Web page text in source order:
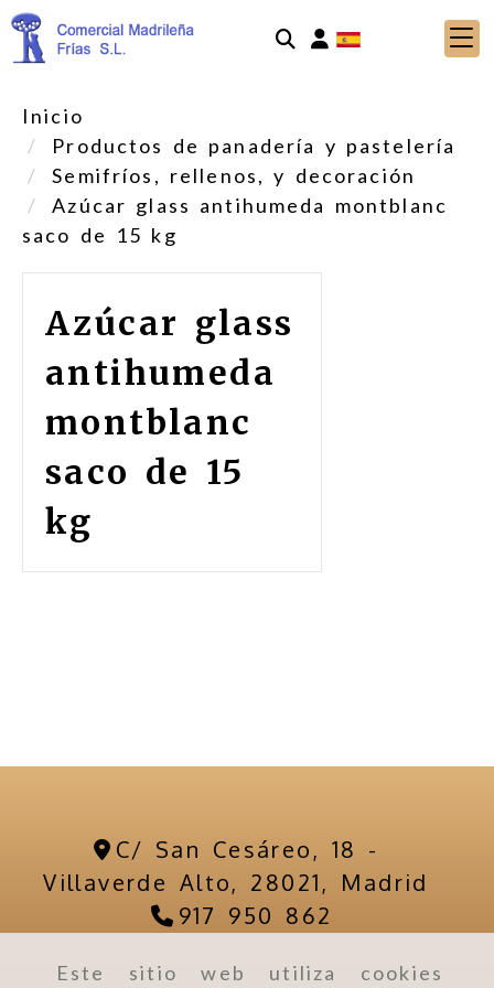
Este sitio web utiliza cookies
Identifícate
Inicio
Productos de panadería y pastelería
Semifríos, rellenos, y decoración
Azúcar glass antihumeda montblanc
saco de 15 kg
Azúcar glass
antihumeda
montblanc
saco de 15
kg
C/ San Cesáreo, 18 -
Villaverde Alto, 28021, Madrid
917 950 862